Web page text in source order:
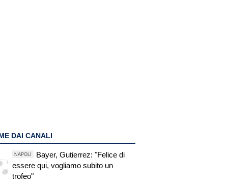
DAI CANALI
NAPOLI
Bayer, Gutierrez: "Felice di
essere qui, vogliamo subito un
trofeo"